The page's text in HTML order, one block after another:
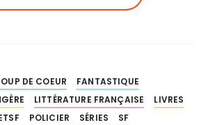
DE COEUR
FANTASTIQUE
LITTÉRATURE FRANÇAISE
LIVRES
POLICIER SÉRIES SF